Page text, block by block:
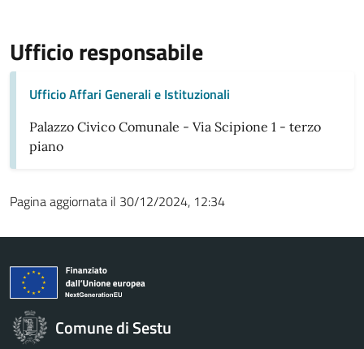
Ufficio responsabile
Ufficio Affari Generali e Istituzionali
Palazzo Civico Comunale - Via Scipione 1 - terzo
piano
Pagina aggiornata il 30/12/2024, 12:34
Comune di Sestu